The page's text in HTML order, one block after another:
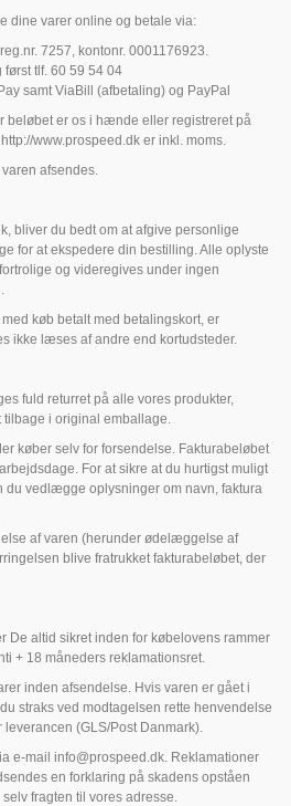
dine varer online og betale via:
7257, kontonr. 0001176923.
tlf. 60 59 54 04
samt ViaBill (afbetaling) og PayPal
beløbet er os i hænde eller registreret på
www.prospeed.dk er inkl. moms.
afsendes.
bliver du bedt om at afgive personlige
for at ekspedere din bestilling. Alle oplyste
og videregives under ingen
køb betalt med betalingskort, er
ikke læses af andre end kortudsteder.
fuld returret på alle vores produkter,
tilbage i original emballage.
køber selv for forsendelse. Fakturabeløbet
For at sikre at du hurtigst muligt
du vedlægge oplysninger om navn, faktura
af varen (herunder ødelæggelse af
blive fratrukket fakturabeløbet, der
De altid sikret inden for købelovens rammer
+ 18 måneders reklamationsret.
inden afsendelse. Hvis varen er gået i
straks ved modtagelsen rette henvendelse
(GLS/Post Danmark).
e-mail info@prospeed.dk. Reklamationer
en forklaring på skadens opståen
fragten til vores adresse.